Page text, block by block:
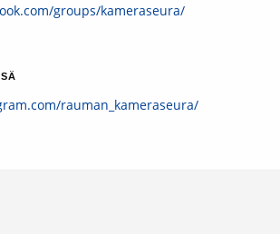
groups/kameraseura/
rauman_kameraseura/